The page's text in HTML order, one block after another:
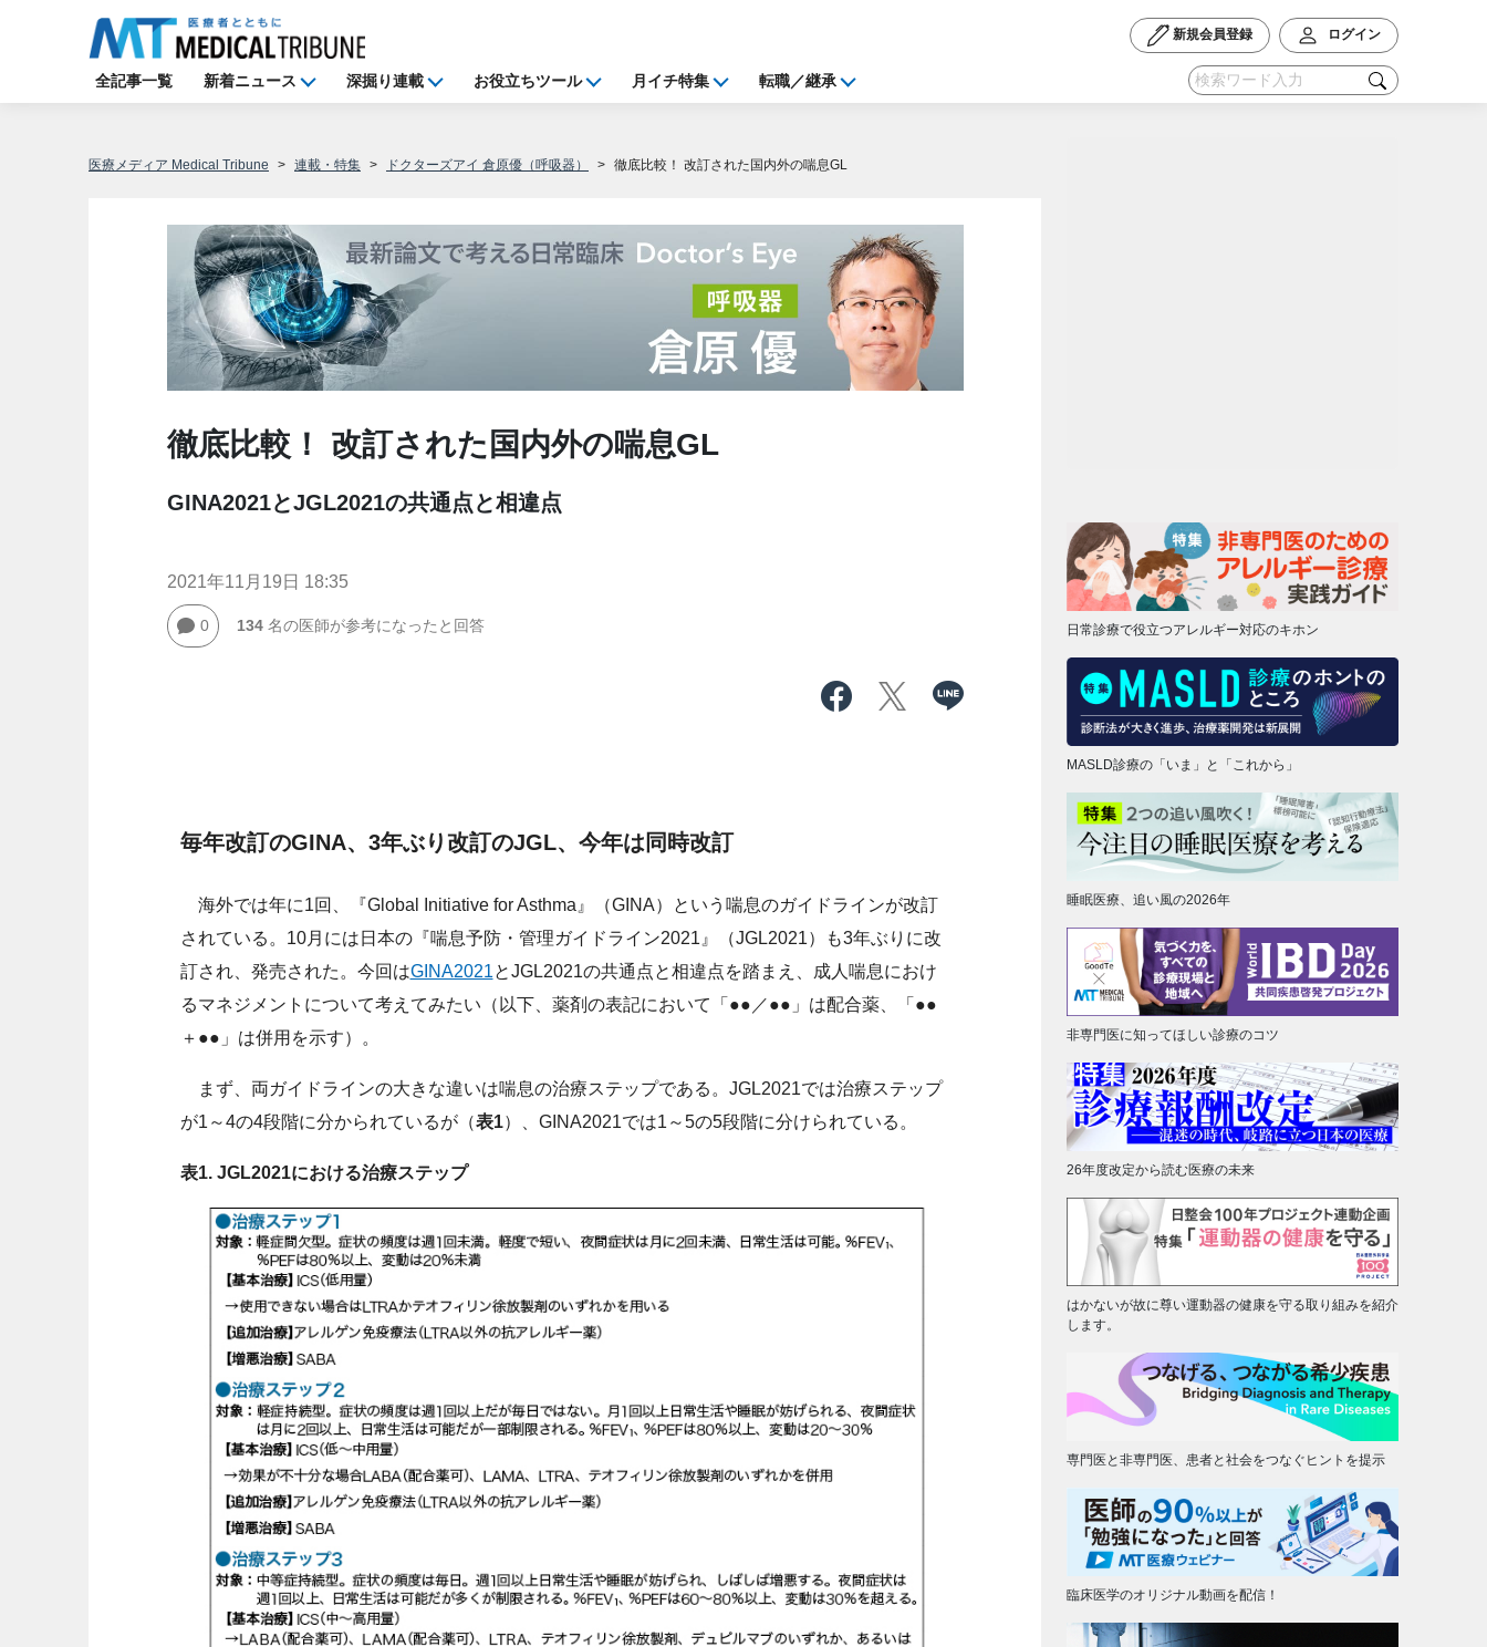
新規会員登録 ログイン
全記事一覧 新着ニュース 深掘り連載 お役立ちツール 月イチ特集 転職／継承
医療メディア Medical Tribune 連載・特集 ドクターズアイ 倉原優（呼吸器） 徹底比較！ 改訂された国内外の喘息GL
徹底比較！ 改訂された国内外の喘息GL
GINA2021とJGL2021の共通点と相違点
2021年11月19日 18:35
0 134名の医師が参考になったと回答
毎年改訂のGINA、3年ぶり改訂のJGL、今年は同時改訂
海外では年に1回、『Global Initiative for Asthma』（GINA）という喘息のガイドラインが改訂
されている。10月には日本の『喘息予防・管理ガイドライン2021』（JGL2021）も3年ぶりに改
訂され、発売された。今回はGINA2021とJGL2021の共通点と相違点を踏まえ、成人喘息におけ
るマネジメントについて考えてみたい（以下、薬剤の表記において「●●／●●」は配合薬、「●●
＋●●」は併用を示す）。
まず、両ガイドラインの大きな違いは喘息の治療ステップである。JGL2021では治療ステップ
が1～4の4段階に分かられているが（表1）、GINA2021では1～5の5段階に分けられている。
表1. JGL2021における治療ステップ
日常診療で役立つアレルギー対応のキホン
MASLD診療の「いま」と「これから」
睡眠医療、追い風の2026年
非専門医に知ってほしい診療のコツ
26年度改定から読む医療の未来
はかないが故に尊い運動器の健康を守る取り組みを紹介
します。
専門医と非専門医、患者と社会をつなぐヒントを提示
臨床医学のオリジナル動画を配信！